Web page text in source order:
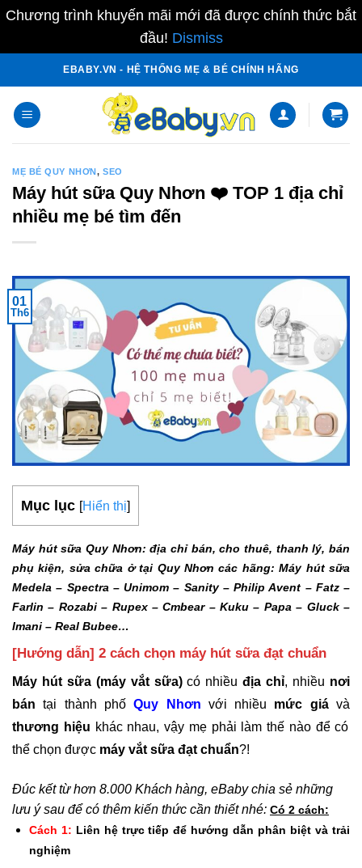
Chương trình khuyến mãi mới đã được chính thức bắt
đầu! Dismiss
content
EBABY.VN - HỆ THỐNG MẸ & BÉ CHÍNH HÃNG
MẸ BÉ QUY NHƠN, SEO
Máy hút sữa Quy Nhơn ❤️️ TOP 1 địa chỉ
nhiều mẹ bé tìm đến
01
Th6
Mục lục [Hiển thị]
Máy hút sữa Quy Nhơn: địa chỉ bán, cho thuê, thanh lý, bán
phụ kiện, sửa chữa ở tại Quy Nhơn các hãng: Máy hút sữa
Medela – Spectra – Unimom – Sanity – Philip Avent – Fatz –
Farlin – Rozabi – Rupex – Cmbear – Kuku – Papa – Gluck –
Imani – Real Bubee…
[Hướng dẫn] 2 cách chọn máy hút sữa đạt chuẩn
Máy hút sữa (máy vắt sữa)có nhiềuđịa chỉ, nhiều nơi
bán tại thành phốQuy Nhơn với nhiều mức giávà
thương hiệu khác nhau, vậy mẹ phải làm thế nào để có
thể chọn được máy vắt sữa đạt chuẩn?!
Đúc kết từ hơn 8.000 Khách hàng, eBaby chia sẻ những
lưu ý sau để có thêm kiến thức cần thiết nhé: Có 2 cách:
Cách 1: Liên hệ trực tiếp để hướng dẫn phân biệt và trải
nghiệm